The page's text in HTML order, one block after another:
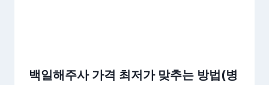
백일해주사 가격 최저가 맞추는 방법(병